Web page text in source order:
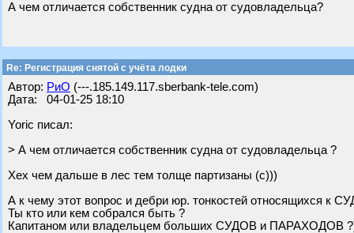
А чем отличается собственник судна от судовладельца?
Re: Регистрация снятой с учёта лодки
Автор: РиО (---.185.149.117.sberbank-tele.com)
Дата: 04-01-25 18:10
Yoric писал:
> А чем отличается собственник судна от судовладельца ?
Хех чем дальше в лес тем толще партизаны (с)))
А к чему этот вопрос и дебри юр. тонкостей относящихся к
Ты кто или кем собрался быть ?
Капитаном или владельцем больших СУДОВ и ПАРАХОДОВ